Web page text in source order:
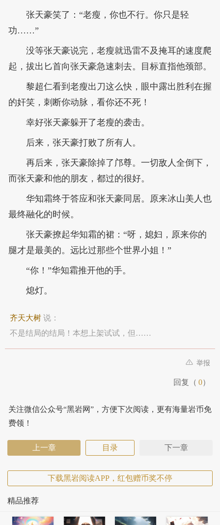
张天豪笑了：“老瘦，你也不行。你只是轻
功……”
没等张天豪说完，老瘦就迅雷不及掩耳的速度爬
起，拔出匕首向张天豪急速刺去。目标直指他颈部。
黎超仁看到老瘦出刀这么快，眼中露出胜利在握
的奸笑，刺断你动脉，看你还不死！
幸好张天豪躲开了老瘦的袭击。
后来，张天豪打败了所有人。
再后来，张天豪除掉了邝尊。一切敌人全倒下，
而张天豪和他的朋友，都过的很好。
华知霜终于答应和张天豪同居。原来冰山美人也
最终融化的时候。
张天豪撩起华知霜的裙：“呀，媳妇，原来你的
腿才是最美的。远比过那些个世界小姐！”
“你！”华知霜推开他的手。
熄灯。
齐天大树 说：
不是结局的结局！本想上架试试，但……
举报
回复（ 0）
关注微信公众号“黑岩网”，方便下次阅读，更有海量岩币免
费领！
上一章 目录 下一章
下载黑岩阅读APP，红包赠币奖不停
精品推荐